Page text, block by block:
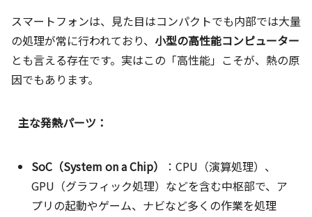
スマートフォンは、見た目はコンパクトでも内部では大量
の処理が常に行われており、 小型の高性能コンピューター
とも言える存在です。実はこの「高性能」こそが、熱の原
因でもあります。
主な発熱パーツ：
SoC（System on a Chip）
：CPU（演算処理）、
GPU（グラフィック処理）などを含む中枢部で、ア
プリの起動やゲーム、ナビなど多くの作業を処理